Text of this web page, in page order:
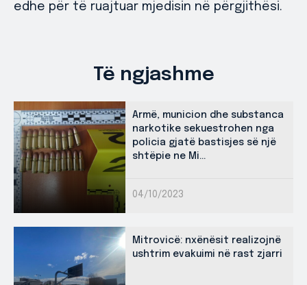
edhe për të ruajtuar mjedisin në përgjithësi.
Të ngjashme
Armë, municion dhe substanca
narkotike sekuestrohen nga
policia gjatë bastisjes së një
shtëpie ne Mi...
04/10/2023
Mitrovicë: nxënësit realizojnë
ushtrim evakuimi në rast zjarri